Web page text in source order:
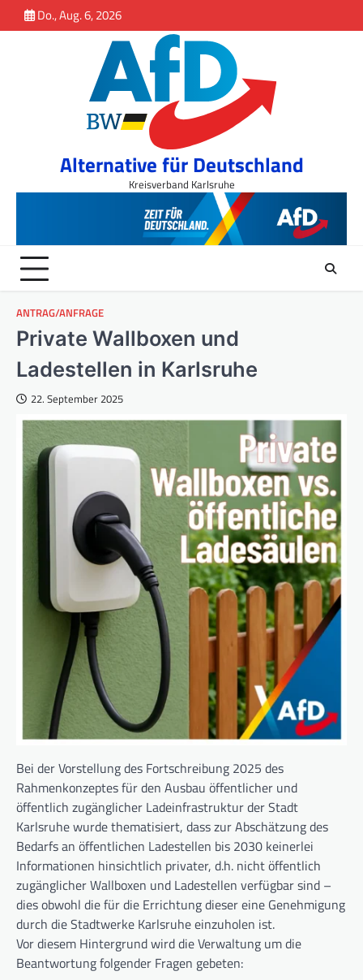
springen
to
Do., Aug. 6, 2026
Alternative für Deutschland
Kreisverband Karlsruhe
ANTRAG/ANFRAGE
Private Wallboxen und
Ladestellen in Karlsruhe
22. September 2025
Bei der Vorstellung des Fortschreibung 2025 des
Rahmenkonzeptes für den Ausbau öffentlicher und
öffentlich zugänglicher Ladeinfrastruktur der Stadt
Karlsruhe wurde thematisiert, dass zur Abschätzung des
Bedarfs an öffentlichen Ladestellen bis 2030 keinerlei
Informationen hinsichtlich privater, d.h. nicht öffentlich
zugänglicher Wallboxen und Ladestellen verfügbar sind –
dies obwohl die für die Errichtung dieser eine Genehmigung
durch die Stadtwerke Karlsruhe einzuholen ist.
Vor diesem Hintergrund wird die Verwaltung um die
Beantwortung folgender Fragen gebeten: